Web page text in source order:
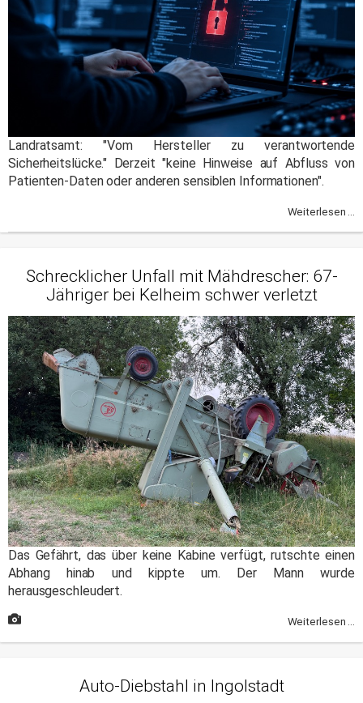
Landratsamt: "Vom Hersteller zu verantwortende
Sicherheitslücke." Derzeit "keine Hinweise auf Abfluss von
Patienten-Daten oder anderen sensiblen Informationen".
Weiterlesen ...
Schrecklicher Unfall mit Mähdrescher: 67-
Jähriger bei Kelheim schwer verletzt
Das Gefährt, das über keine Kabine verfügt, rutschte einen
Abhang hinab und kippte um. Der Mann wurde
herausgeschleudert.
Weiterlesen ...
Auto-Diebstahl in Ingolstadt